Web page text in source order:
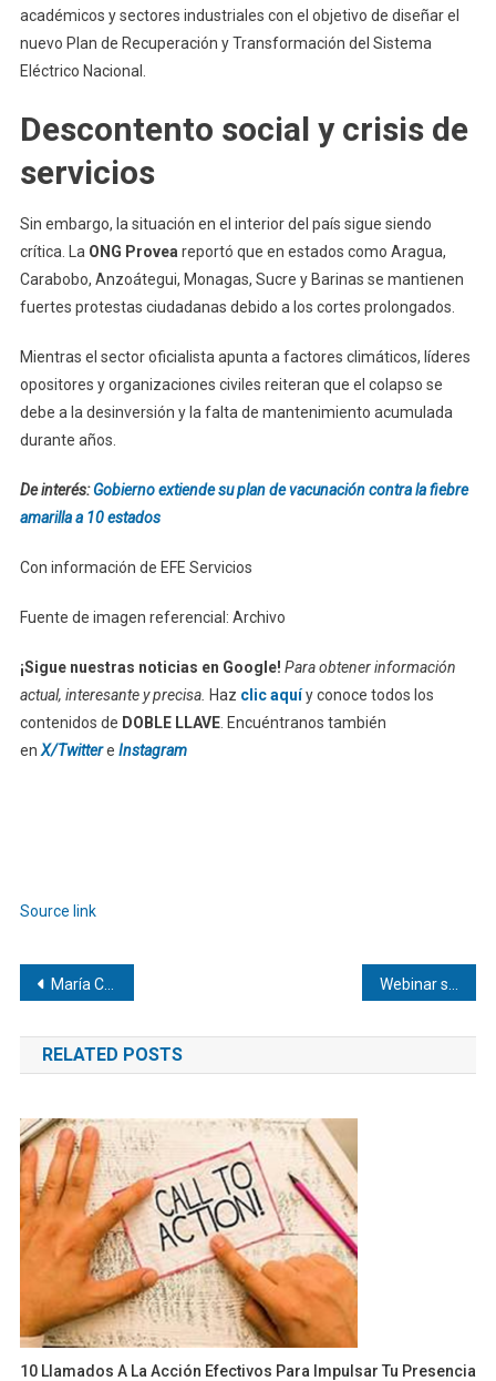
académicos y sectores industriales con el objetivo de diseñar el
nuevo Plan de Recuperación y Transformación del Sistema
Eléctrico Nacional.
Descontento social y crisis de
servicios
Sin embargo, la situación en el interior del país sigue siendo
crítica. La ONG Provea reportó que en estados como Aragua,
Carabobo, Anzoátegui, Monagas, Sucre y Barinas se mantienen
fuertes protestas ciudadanas debido a los cortes prolongados.
Mientras el sector oficialista apunta a factores climáticos, líderes
opositores y organizaciones civiles reiteran que el colapso se
debe a la desinversión y la falta de mantenimiento acumulada
durante años.
De interés:Gobierno extiende su plan de vacunación contra la fiebre
amarilla a 10 estados
Con información de EFE Servicios
Fuente de imagen referencial: Archivo
¡Sigue nuestras noticias en Google! Para obtener información
actual, interesante y precisa. Haz clic aquíy conoce todos los
contenidos de DOBLE LLAVE. Encuéntranos también
en X/Twittere Instagram
Source link
Navegación
de
entradas
María Corina Machado califica de «asesinato» la muerte de Víctor Quero
RELATED POSTS
10 Llamados A La Acción Efectivos Para Impulsar Tu Presencia